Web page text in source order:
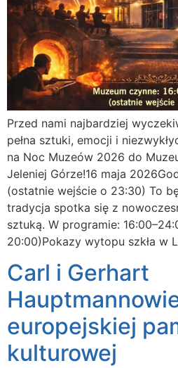
Przed nami najbardziej
pełna sztuki, emocji i
na Noc Muzeów 2026 do
Jeleniej Górze!16 maja
(ostatnie wejście o 23:30) To
tradycja spotka się z
sztuką. W programie:
20:00)Pokazy wytopu szkła w
Carl i Gerhart
europejskiej
kulturowej